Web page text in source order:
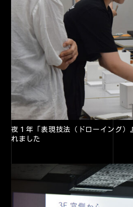
夜１年「表現技法（ドローイング）
れました